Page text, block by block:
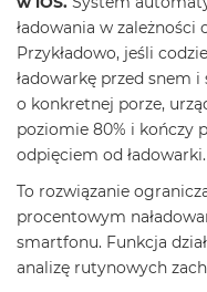
u
g
p
o
j
e
m
n
o
ś
i
d
y
ładowania w
Przykładowo, jeśli
ładowarkę przed snem
o konkretnej porze,
poziomie 80% i kończy
odpięciem od ładowarki.
To rozwiązanie
procentowym
smartfonu. Funkcja
analizę rutynowych